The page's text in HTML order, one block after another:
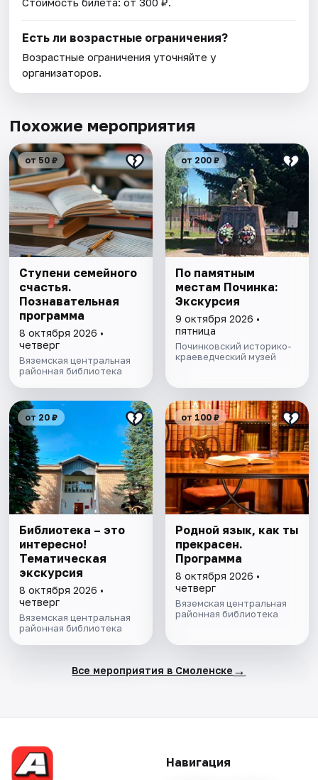
Есть ли возрастные ограничения?
Возрастные ограничения уточняйте у
организаторов.
Похожие мероприятия
от 50 ₽
Ступени семейного
счастья.
Познавательная
программа
8 октября 2026 •
четверг
Вяземская центральная
районная библиотека
от 200 ₽
По памятным
местам Починка:
Экскурсия
9 октября 2026 •
пятница
Починковский историко-
краеведческий музей
от 20 ₽
Библиотека – это
интересно!
Тематическая
экскурсия
8 октября 2026 •
четверг
Вяземская центральная
районная библиотека
от 100 ₽
Родной язык, как ты
прекрасен.
Программа
8 октября 2026 •
четверг
Вяземская центральная
районная библиотека
Все мероприятия в Смоленске →
Навигация